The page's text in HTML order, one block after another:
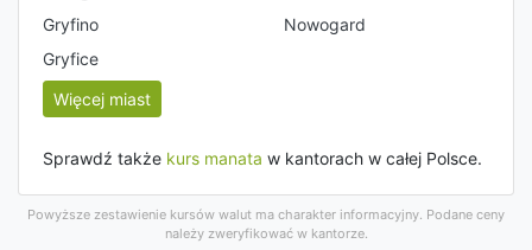
Gryfino
Nowogard
Gryfice
Więcej miast
Sprawdź także kurs manata w kantorach w całej Polsce.
Powyższe zestawienie kursów walut ma charakter informacyjny. Podane ceny
należy zweryfikować w kantorze.